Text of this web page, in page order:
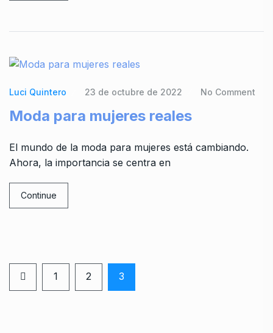
Luci Quintero 23 de octubre de 2022 No Comment
Moda para mujeres reales
El mundo de la moda para mujeres está cambiando.
Ahora, la importancia se centra en
Continue
1 2 3